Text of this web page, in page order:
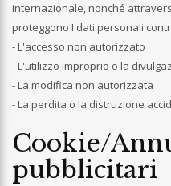
internazionale, nonché
proteggono I dati personali
- L'accesso non autorizzato
- L'utilizzo improprio o la
- La modifica non autorizzata
- La perdita o la distruzione
Cookie/
pubblicitari